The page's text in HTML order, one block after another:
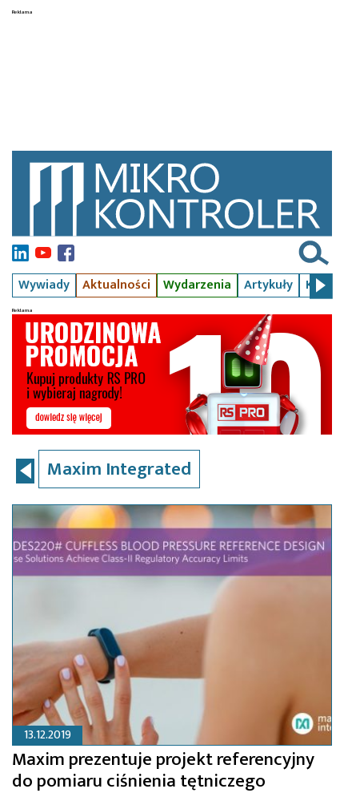
Wywiady Aktualności Wydarzenia Artykuły Kursy
Maxim Integrated
13.12.2019
Maxim prezentuje projekt referencyjny
do pomiaru ciśnienia tętniczego